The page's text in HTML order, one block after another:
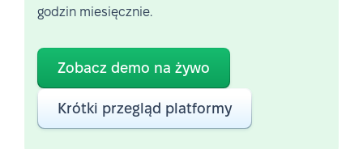
godzin miesięcznie.
Zobacz demo na żywo
Krótki przegląd platformy